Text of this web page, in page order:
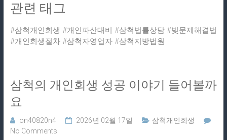
관련 태그
#삼척개인회생 #개인파산대비 #삼척법률상담 #빚문제해결법
#개인회생절차 #삼척자영업자 #삼척지방법원
삼척의 개인회생 성공 이야기 들어볼까
요
on40820n4 2026년 02월 17일
삼척개인회생
No Comments